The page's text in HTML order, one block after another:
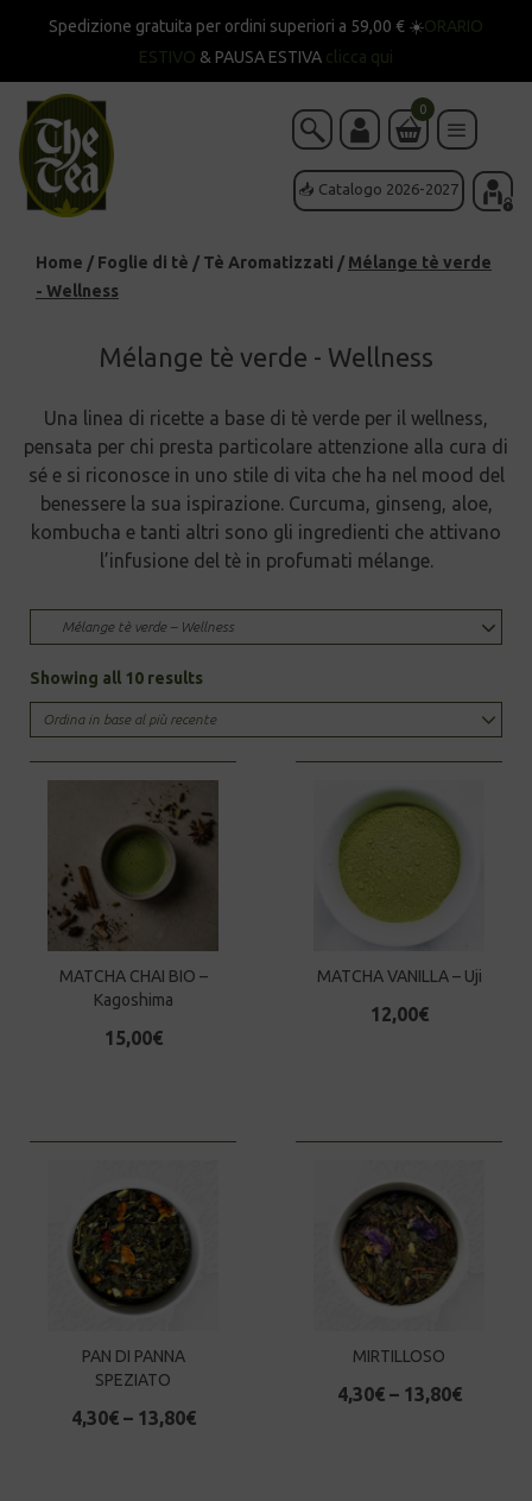
Spedizione gratuita per ordini superiori a 59,00 € ☀️ORARIO
ESTIVO & PAUSA ESTIVA clicca qui
📥 Catalogo 2026-2027
0
Home / Foglie di tè / Tè Aromatizzati / Mélange tè verde
- Wellness
Mélange tè verde - Wellness
Una linea di ricette a base di tè verde per il wellness,
pensata per chi presta particolare attenzione alla cura di
sé e si riconosce in uno stile di vita che ha nel mood del
benessere la sua ispirazione. Curcuma, ginseng, aloe,
kombucha e tanti altri sono gli ingredienti che attivano
l’infusione del tè in profumati mélange.
Mélange tè verde – Wellness
Showing all 10 resultsSorted
by
latest
MATCHA CHAI BIO –
Kagoshima
15,00€
MATCHA VANILLA – Uji
12,00€
PAN DI PANNA
SPEZIATO
4,30€– 13,80€
MIRTILLOSO
4,30€– 13,80€